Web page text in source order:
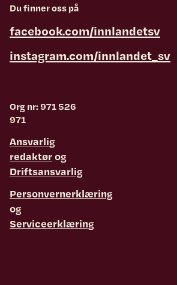
Du finner oss på
facebook.com/innlandetsv
instagram.com/innlandet_sv
Org nr: 971 526
971
Ansvarlig
redaktørog
Driftsansvarlig
Personvernerklæring
og
Serviceerklæring